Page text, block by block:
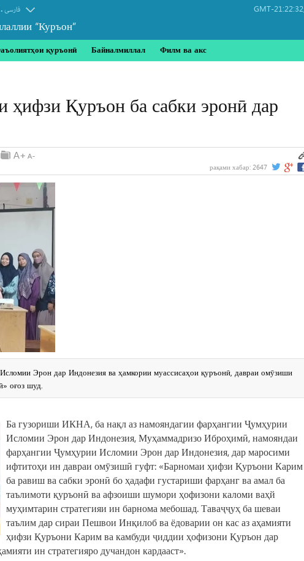
.فارسی
“Куръон”
GMT-21:22:32
қуръонӣ Байналмиллал Филм ва акс
ҳифзи Қуръон ба сабки эронӣ дар
рақами хабар: 2647
Эрон дар Индонезия ва ҳамкории муассисаҳои қуръонӣ, давраи омӯзиши
оғоз шуд.
Ба гузориши ИКНА, ба нақл аз намояндагии фарҳангии Ҷумҳурии
Исломии Эрон дар Индонезия, Муҳаммадризо Иброҳимӣ, намояндаи
фарҳангии Ҷумҳурии Исломии Эрон дар Индонезия, дар маросими
ифтитоҳи ин давраи омӯзишӣ гуфт: «Барномаи ҳифзи Қуръони Карим
ба равиш ва сабки эронӣ бо ҳадафи густариши фарҳанг ва амал ба
таълимоти қуръонӣ ва афзоиши шумори ҳофизони каломи ваҳй
муҳимтарин стратегияи ин барнома мебошад. Таваҷҷуҳ ба шеваи
таълим дар сираи Пешвои Инқилоб ва ёдоварии он кас аз аҳамияти
ҳифзи Қуръони Карим ва камбуди ҷиддии ҳофизони Қуръон дар
ин стратегияро дучандон кардааст».